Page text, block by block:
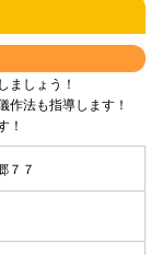
ましょう！
作法も指導します！
！
７７